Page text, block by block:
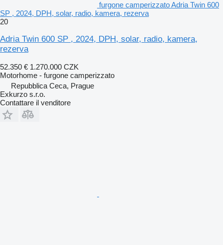
furgone camperizzato Adria Twin 600
SP , 2024, DPH, solar, radio, kamera, rezerva
20
Adria Twin 600 SP , 2024, DPH, solar, radio, kamera,
rezerva
52.350 € 1.270.000 CZK
Motorhome - furgone camperizzato
Repubblica Ceca, Prague
Exkurzo s.r.o.
Contattare il venditore